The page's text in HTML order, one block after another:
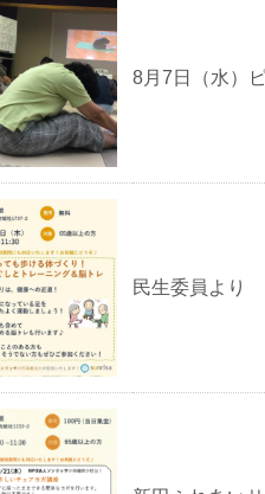
8月7日（水）
民生委員より